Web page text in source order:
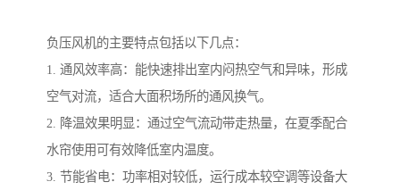
负压风机的主要特点包括以下几点：
1. 通风效率高：能快速排出室内闷热空气和异味，形成
空气对流，适合大面积场所的通风换气。
2. 降温效果明显：通过空气流动带走热量，在夏季配合
水帘使用可有效降低室内温度。
3. 节能省电：功率相对较低，运行成本较空调等设备大